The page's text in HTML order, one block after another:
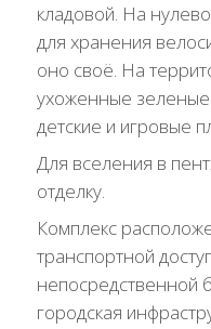
кладовой. На
для хранения
оно своё. На
ухоженные
детские и игровые
Для вселения в
отделку.
Комплекс
транспортной
непосредственной
городская